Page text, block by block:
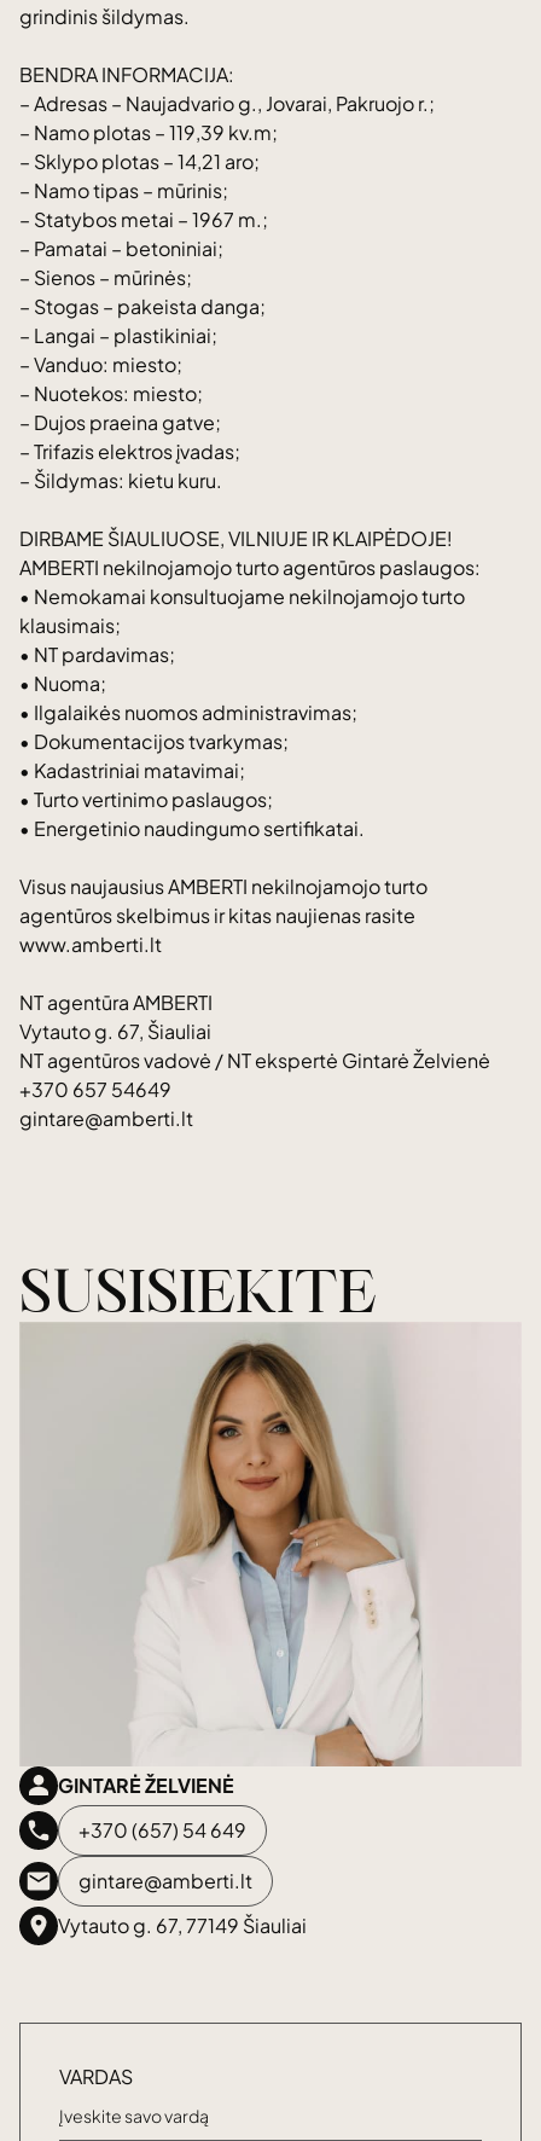
grindinis šildymas.
BENDRA INFORMACIJA:
– Adresas – Naujadvario g., Jovarai, Pakruojo r.;
– Namo plotas – 119,39 kv.m;
– Sklypo plotas – 14,21 aro;
– Namo tipas – mūrinis;
– Statybos metai – 1967 m.;
– Pamatai – betoniniai;
– Sienos – mūrinės;
– Stogas – pakeista danga;
– Langai – plastikiniai;
– Vanduo: miesto;
– Nuotekos: miesto;
– Dujos praeina gatve;
– Trifazis elektros įvadas;
– Šildymas: kietu kuru.
DIRBAME ŠIAULIUOSE, VILNIUJE IR KLAIPĖDOJE!
AMBERTI nekilnojamojo turto agentūros paslaugos:
• Nemokamai konsultuojame nekilnojamojo turto
klausimais;
• NT pardavimas;
• Nuoma;
• Ilgalaikės nuomos administravimas;
• Dokumentacijos tvarkymas;
• Kadastriniai matavimai;
• Turto vertinimo paslaugos;
• Energetinio naudingumo sertifikatai.
Visus naujausius AMBERTI nekilnojamojo turto
agentūros skelbimus ir kitas naujienas rasite
www.amberti.lt
NT agentūra AMBERTI
Vytauto g. 67, Šiauliai
NT agentūros vadovė / NT ekspertė Gintarė Želvienė
+370 657 54649
gintare@amberti.lt
SUSISIEKITE
GINTARĖ ŽELVIENĖ
+370 (657) 54 649
gintare@amberti.lt
Vytauto g. 67, 77149 Šiauliai
VARDAS